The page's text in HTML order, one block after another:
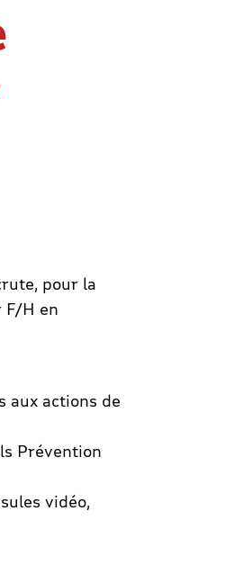
pour la
F/H en
aux actions de
Prévention
vidéo,